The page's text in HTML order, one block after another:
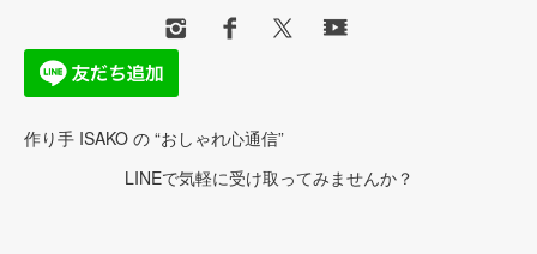
作り手 ISAKO の “おしゃれ心通信”
LINEで気軽に受け取ってみませんか？